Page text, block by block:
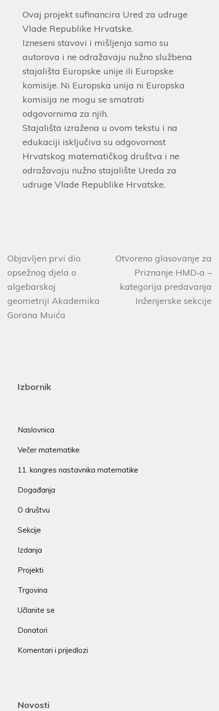
Ovaj projekt sufinancira Ured za udruge
Vlade Republike Hrvatske.
Izneseni stavovi i mišljenja samo su
autorova i ne odražavaju nužno službena
stajališta Europske unije ili Europske
komisije. Ni Europska unija ni Europska
komisija ne mogu se smatrati
odgovornima za njih.
Stajališta izražena u ovom tekstu i na
edukaciji isključiva su odgovornost
Hrvatskog matematičkog društva i ne
odražavaju nužno stajalište Ureda za
udruge Vlade Republike Hrvatske.
Objavljen prvi dio
opsežnog djela o
algebarskoj
geometriji Akademika
Gorana Muića
Otvoreno glasovanje za
Priznanje HMD‑a –
kategorija predavanja
Inženjerske sekcije
Izbornik
Naslovnica
Večer matematike
11. kongres nastavnika matematike
Događanja
O društvu
Sekcije
Izdanja
Projekti
Trgovina
Učlanite se
Donatori
Komentari i prijedlozi
Novosti